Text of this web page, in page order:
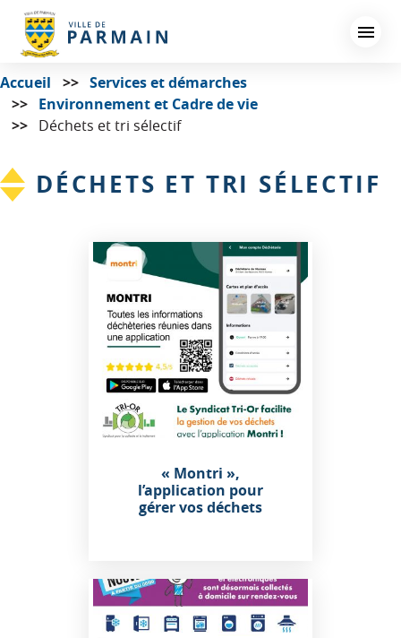
principal
Accueil
Services et démarches
Environnement et Cadre de vie
Déchets et tri sélectif
DÉCHETS ET TRI SÉLECTIF
« Montri »,
l’application pour
gérer vos déchets